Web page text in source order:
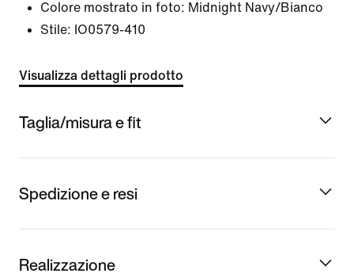
Colore mostrato in foto: Midnight Navy/Bianco
Stile: IO0579-410
Visualizza dettagli prodotto
Taglia/misura e fit
Spedizione e resi
Realizzazione